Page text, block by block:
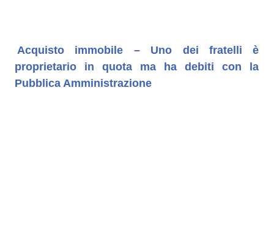
Acquisto immobile – Uno dei fratelli è
proprietario in quota ma ha debiti con la
Pubblica Amministrazione